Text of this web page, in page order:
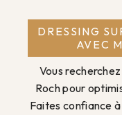
DRESSING
AVEC
Vous
Roch pour
Faites confiance